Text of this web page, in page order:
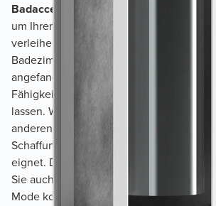
Badaccessoires weiss
sind ein
um Ihrem Badezimmer eine frische und
verleihen. Die Verwendung von weißen
Badezimmeraccessoires hat zahlreiche
angefangen bei ihrer Vielseitigkeit bis hin
Fähigkeit, einen Raum heller und größer
lassen. Weiß wirkt neutral und
anderen Farben und Stilen, wodurch es
Schaffung eines modernen und
eignet. Durch die Wahl von
Sie auch eine zeitlose Ästhetik
Mode kommt.